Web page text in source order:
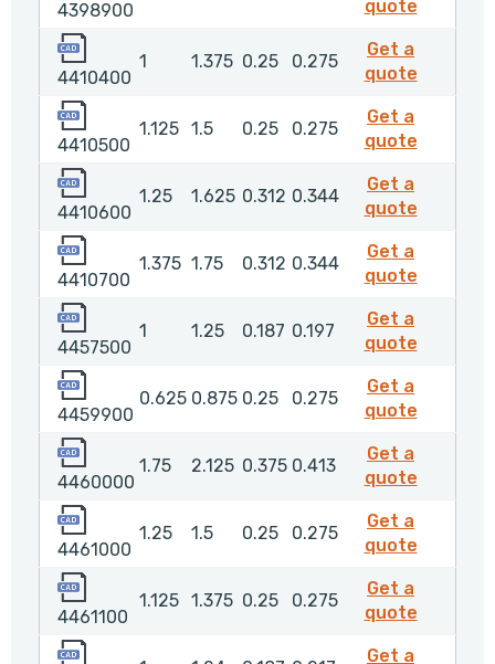
4398900
quote
4410400
1 1.375 0.25 0.275
Get a
quote4410400
4410500
1.125 1.5 0.25 0.275
Get a
quote4410500
4410600
1.25 1.625 0.312 0.344
Get a
quote4410600
4410700
1.375 1.75 0.312 0.344
Get a
quote4410700
4457500
1 1.25 0.187 0.197
Get a
quote4457500
4459900
0.625 0.875 0.25 0.275
Get a
quote
4460000
1.75 2.125 0.375 0.413
Get a
quote
4461000
1.25 1.5 0.25 0.275
Get a
quote4461000
4461100
1.125 1.375 0.25 0.275
Get a
quote4461100
Get a